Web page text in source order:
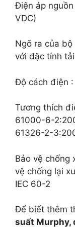
Điện áp nguồn
VDC)
Ngõ ra của bộ
với đặc tính
Độ cách điện
Tương thích
61000-6-
61326-2-
Bảo vệ chống
vệ chống lại
IEC 60-2
Để biết thêm
suất Murphy,